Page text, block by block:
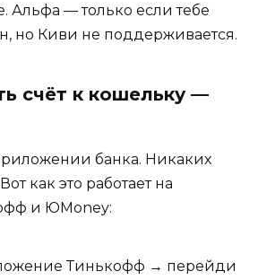
Альфа — только если тебе
но Киви не поддерживается.
счёт к кошельку —
банка. Никаких
как это работает на
и ЮMoney:
Тинькофф → перейди